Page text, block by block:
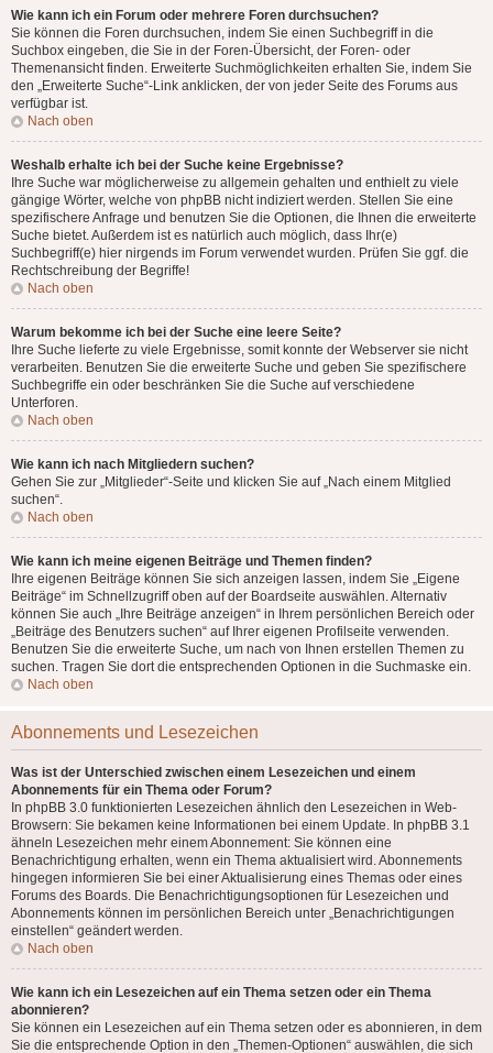
Wie kann ich ein Forum oder mehrere Foren durchsuchen?
Sie können die Foren durchsuchen, indem Sie einen Suchbegriff in die
Suchbox eingeben, die Sie in der Foren-Übersicht, der Foren- oder
Themenansicht finden. Erweiterte Suchmöglichkeiten erhalten Sie, indem Sie
den „Erweiterte Suche“-Link anklicken, der von jeder Seite des Forums aus
verfügbar ist.
Nach oben
Weshalb erhalte ich bei der Suche keine Ergebnisse?
Ihre Suche war möglicherweise zu allgemein gehalten und enthielt zu viele
gängige Wörter, welche von phpBB nicht indiziert werden. Stellen Sie eine
spezifischere Anfrage und benutzen Sie die Optionen, die Ihnen die erweiterte
Suche bietet. Außerdem ist es natürlich auch möglich, dass Ihr(e)
Suchbegriff(e) hier nirgends im Forum verwendet wurden. Prüfen Sie ggf. die
Rechtschreibung der Begriffe!
Nach oben
Warum bekomme ich bei der Suche eine leere Seite?
Ihre Suche lieferte zu viele Ergebnisse, somit konnte der Webserver sie nicht
verarbeiten. Benutzen Sie die erweiterte Suche und geben Sie spezifischere
Suchbegriffe ein oder beschränken Sie die Suche auf verschiedene
Unterforen.
Nach oben
Wie kann ich nach Mitgliedern suchen?
Gehen Sie zur „Mitglieder“-Seite und klicken Sie auf „Nach einem Mitglied
suchen“.
Nach oben
Wie kann ich meine eigenen Beiträge und Themen finden?
Ihre eigenen Beiträge können Sie sich anzeigen lassen, indem Sie „Eigene
Beiträge“ im Schnellzugriff oben auf der Boardseite auswählen. Alternativ
können Sie auch „Ihre Beiträge anzeigen“ in Ihrem persönlichen Bereich oder
„Beiträge des Benutzers suchen“ auf Ihrer eigenen Profilseite verwenden.
Benutzen Sie die erweiterte Suche, um nach von Ihnen erstellen Themen zu
suchen. Tragen Sie dort die entsprechenden Optionen in die Suchmaske ein.
Nach oben
Abonnements und Lesezeichen
Was ist der Unterschied zwischen einem Lesezeichen und einem
Abonnements für ein Thema oder Forum?
In phpBB 3.0 funktionierten Lesezeichen ähnlich den Lesezeichen in Web-
Browsern: Sie bekamen keine Informationen bei einem Update. In phpBB 3.1
ähneln Lesezeichen mehr einem Abonnement: Sie können eine
Benachrichtigung erhalten, wenn ein Thema aktualisiert wird. Abonnements
hingegen informieren Sie bei einer Aktualisierung eines Themas oder eines
Forums des Boards. Die Benachrichtigungsoptionen für Lesezeichen und
Abonnements können im persönlichen Bereich unter „Benachrichtigungen
einstellen“ geändert werden.
Nach oben
Wie kann ich ein Lesezeichen auf ein Thema setzen oder ein Thema
abonnieren?
Sie können ein Lesezeichen auf ein Thema setzen oder es abonnieren, in dem
Sie die entsprechende Option in den „Themen-Optionen“ auswählen, die sich